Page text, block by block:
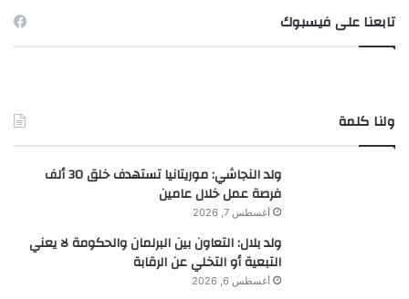
تابعنا على فيسبوك
ولنا كلمة
ولد النجاشي: موريتانيا تستهدف خلق 30 ألف
فرصة عمل خلال عامين
أغسطس 7, 2026
ولد بلال: التعاون بين البرلمان والحكومة لا يعني
التبعية أو التخلي عن الرقابة
أغسطس 6, 2026